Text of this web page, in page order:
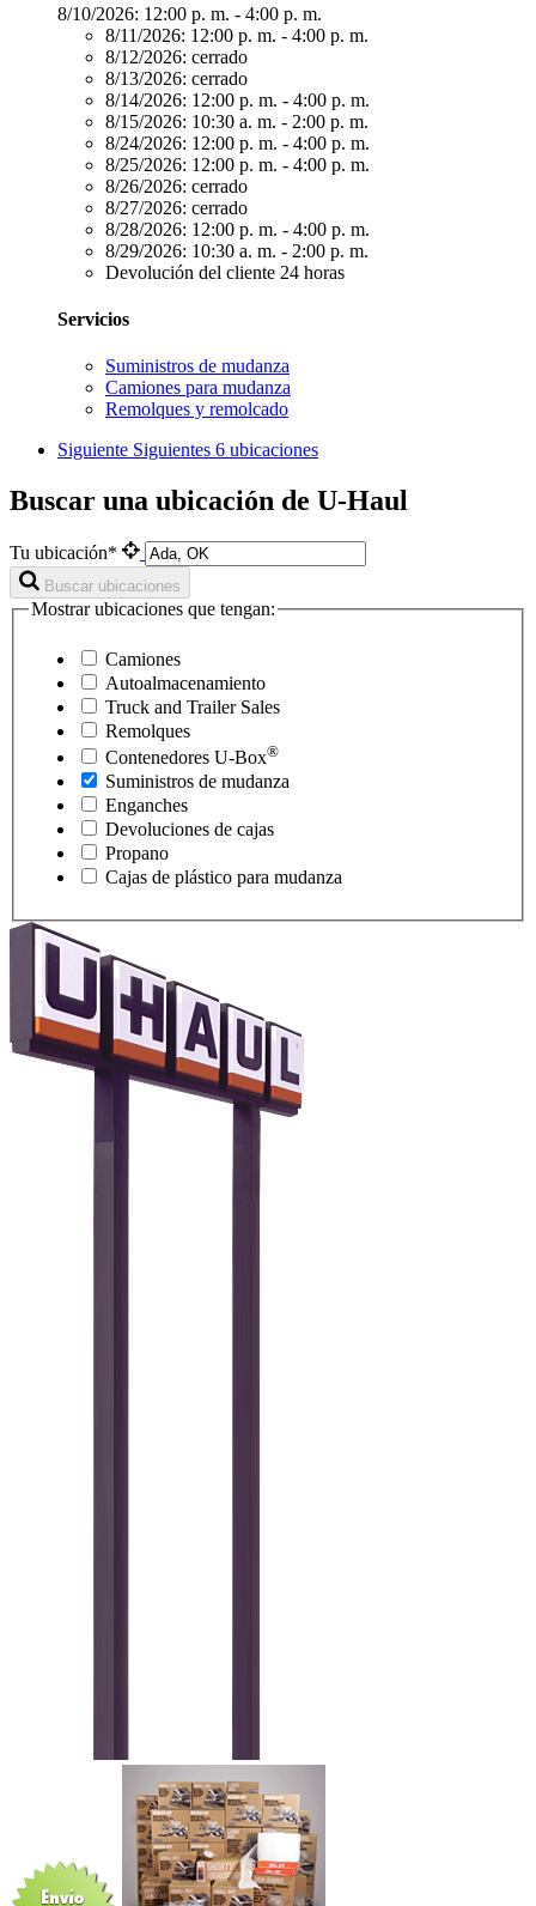
8/10/2026: 12:00 p. m. - 4:00 p. m.
8/11/2026: 12:00 p. m. - 4:00 p. m.
8/12/2026: cerrado
8/13/2026: cerrado
8/14/2026: 12:00 p. m. - 4:00 p. m.
8/15/2026: 10:30 a. m. - 2:00 p. m.
8/24/2026: 12:00 p. m. - 4:00 p. m.
8/25/2026: 12:00 p. m. - 4:00 p. m.
8/26/2026: cerrado
8/27/2026: cerrado
8/28/2026: 12:00 p. m. - 4:00 p. m.
8/29/2026: 10:30 a. m. - 2:00 p. m.
Devolución del cliente 24 horas
Servicios
Suministros de mudanza
Camiones para mudanza
Remolques y remolcado
Siguiente Siguientes 6 ubicaciones
Buscar una ubicación de U-Haul
Tu ubicación*
Buscar ubicaciones
Mostrar ubicaciones que tengan:
Camiones
Autoalmacenamiento
Truck and Trailer Sales
Remolques
Contenedores U-Box®
Suministros de mudanza
Enganches
Devoluciones de cajas
Propano
Cajas de plástico para mudanza